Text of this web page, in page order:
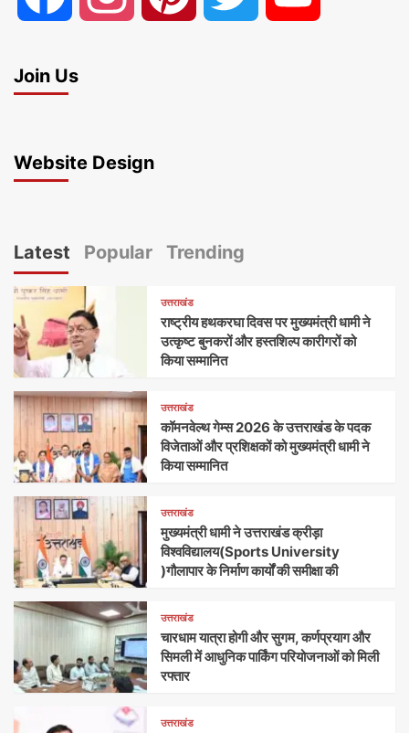
Join Us
Website Design
Latest Popular Trending
उत्तराखंड
राष्ट्रीय हथकरघा दिवस पर मुख्यमंत्री धामी ने
उत्कृष्ट बुनकरों और हस्तशिल्प कारीगरों को
किया सम्मानित
उत्तराखंड
कॉमनवेल्थ गेम्स 2026 के उत्तराखंड के पदक
विजेताओं और प्रशिक्षकों को मुख्यमंत्री धामी ने
किया सम्मानित
उत्तराखंड
मुख्यमंत्री धामी ने उत्तराखंड क्रीड़ा
विश्वविद्यालय(Sports University
)गौलापार के निर्माण कार्यों की समीक्षा की
उत्तराखंड
चारधाम यात्रा होगी और सुगम, कर्णप्रयाग और
सिमली में आधुनिक पार्किंग परियोजनाओं को मिली
रफ्तार
उत्तराखंड